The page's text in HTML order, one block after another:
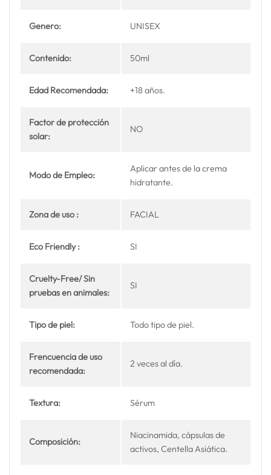
Genero: UNISEX
Contenido: 50ml
Edad Recomendada: +18 años.
Factor de protección
solar:
NO
Modo de Empleo:
Aplicar antes de la crema
hidratante.
Zona de uso : FACIAL
Eco Friendly : SI
Cruelty-Free/ Sin
pruebas en animales:
SI
Tipo de piel: Todo tipo de piel.
Frencuencia de uso
recomendada:
2 veces al día.
Textura: Sérum
Composición:
Niacinamida, cápsulas de
activos, Centella Asiática.